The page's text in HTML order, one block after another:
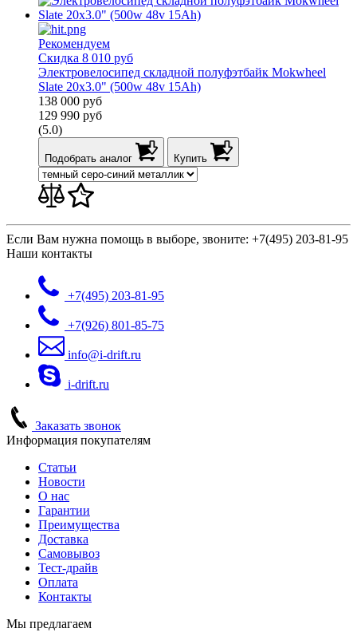
Рекомендуем
Скидка 8 010 руб
Электровелосипед складной полуфэтбайк Mokwheel
Slate 20х3.0" (500w 48v 15Ah)
138 000 руб
129 990 руб
(5.0)
Подобрать аналог Купить
Если Вам нужна помощь в выборе, звоните: +7(495) 203-81-95
Наши контакты
+7(495) 203-81-95
+7(926) 801-85-75
info@i-drift.ru
i-drift.ru
Заказать звонок
Информация покупателям
Статьи
Новости
О нас
Гарантии
Преимущества
Доставка
Самовывоз
Тест-драйв
Оплата
Контакты
Мы предлагаем